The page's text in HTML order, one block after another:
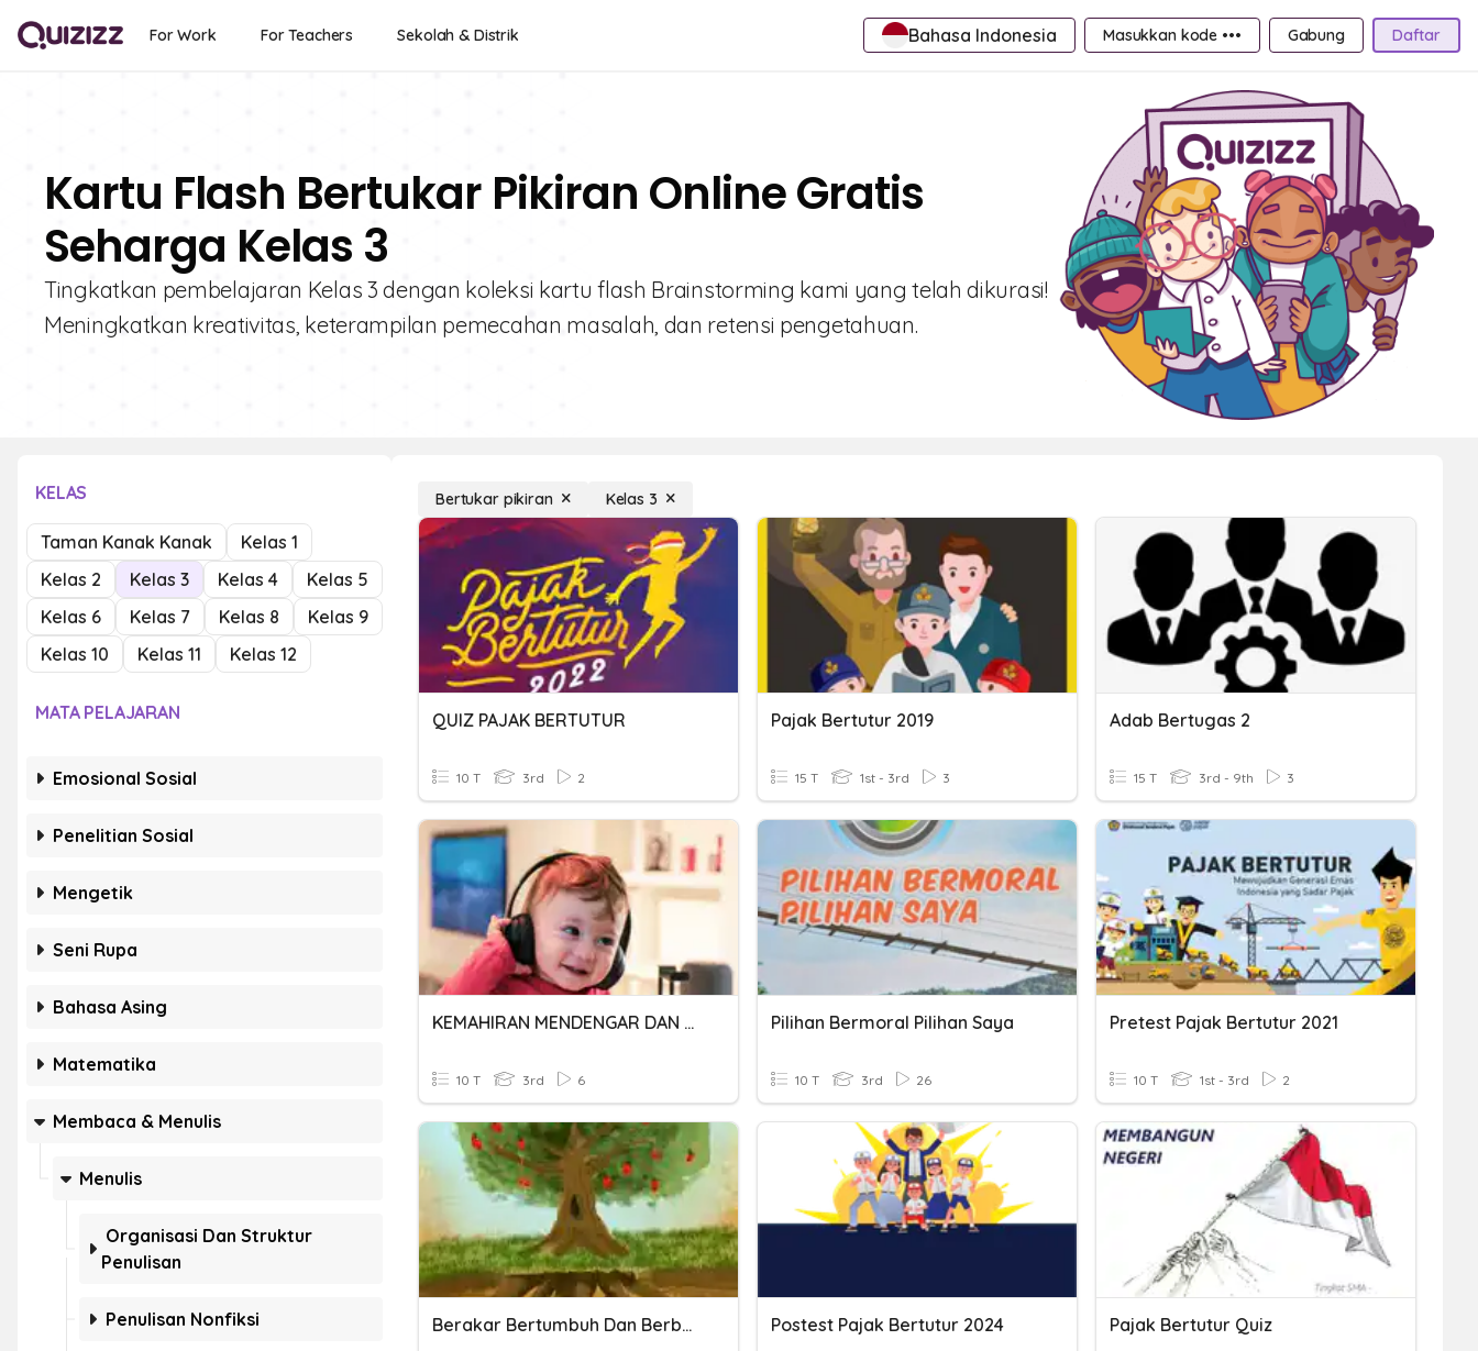
For Work For Teachers Sekolah & Distrik Bahasa Indonesia Masukkan kode ••• Gabung Daftar
Kartu Flash Bertukar Pikiran Online Gratis
Seharga Kelas 3
Tingkatkan pembelajaran Kelas 3 dengan koleksi kartu flash Brainstorming kami yang telah dikurasi!
Meningkatkan kreativitas, keterampilan pemecahan masalah, dan retensi pengetahuan.
KELAS
Taman Kanak Kanak
Kelas 1
Kelas 2
Kelas 3 Kelas 4
Kelas 5
Kelas 6
Kelas 7 Kelas 8
Kelas 9
Kelas 10
Kelas 11 Kelas 12
MATA PELAJARAN
Emosional Sosial
Penelitian Sosial
Mengetik
Seni Rupa
Bahasa Asing
Matematika
Membaca & Menulis
Menulis
Organisasi Dan Struktur
Penulisan
Penulisan Nonfiksi
Bertukar pikiran Kelas 3
QUIZ PAJAK BERTUTUR
10 T 3rd 2
Pajak Bertutur 2019
15 T 1st - 3rd 3
Adab Bertugas 2
15 T 3rd - 9th 3
KEMAHIRAN MENDENGAR DAN BERTUTUR
10 T 3rd 6
Pilihan Bermoral Pilihan Saya
10 T 3rd 26
Pretest Pajak Bertutur 2021
10 T 1st - 3rd 2
Berakar Bertumbuh Dan Berbuah Postest Pajak Bertutur 2024 Pajak Bertutur Quiz